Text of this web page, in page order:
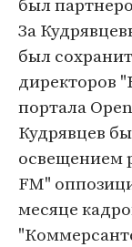
За
был
директоров
портала
Кудрявцев
освещением
FM"
месяце